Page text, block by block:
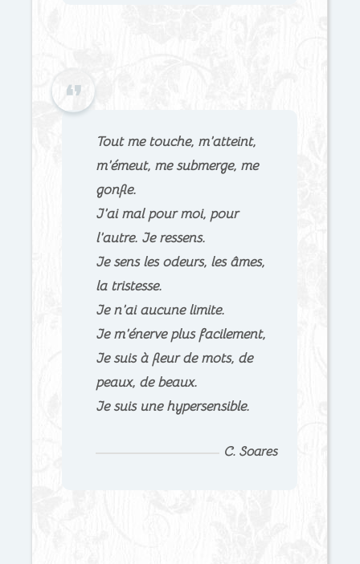
Tout me touche, m’atteint,
m’émeut, me submerge, me
gonfle.
J’ai mal pour moi, pour
l’autre. Je ressens.
Je sens les odeurs, les âmes,
la tristesse.
Je n’ai aucune limite.
Je m’énerve plus facilement,
Je suis à fleur de mots, de
peaux, de beaux.
Je suis une hypersensible.
C. Soares